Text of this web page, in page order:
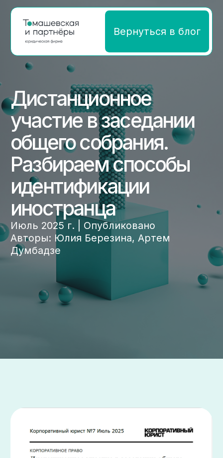
Дистанционное
участие в заседании
общего собрания.
Разбираем способы
идентификации
иностранца
Июль 2025 г. | Опубликовано
Авторы: Юлия Березина, Артем
Думбадзе